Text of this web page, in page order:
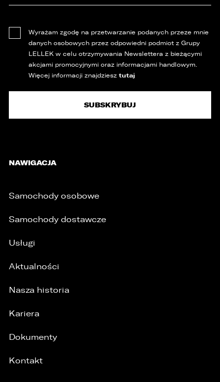
Wyrażam zgodę na przetwarzanie podanych przeze mnie
danych osobowych przez odpowiedni podmiot z Grupy
LELLEK w celu otrzymywania Newslettera z bieżącymi
akcjami promocyjnymi oraz informacjami handlowym.
Więcej informacji znajdziesz tutaj
NAWIGACJA
Samochody osobowe
Samochody dostawcze
Usługi
Aktualności
Nasza historia
Kariera
Dokumenty
Kontakt